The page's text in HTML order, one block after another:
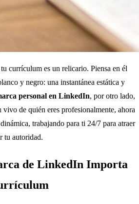
currículum es un relicario. Piensa en él
y negro: una instantánea estática y
personal en LinkedIn, por otro lado,
de quién eres profesionalmente, ahora
trabajando para ti 24/7 para atraer
tu autoridad.
de LinkedIn Importa